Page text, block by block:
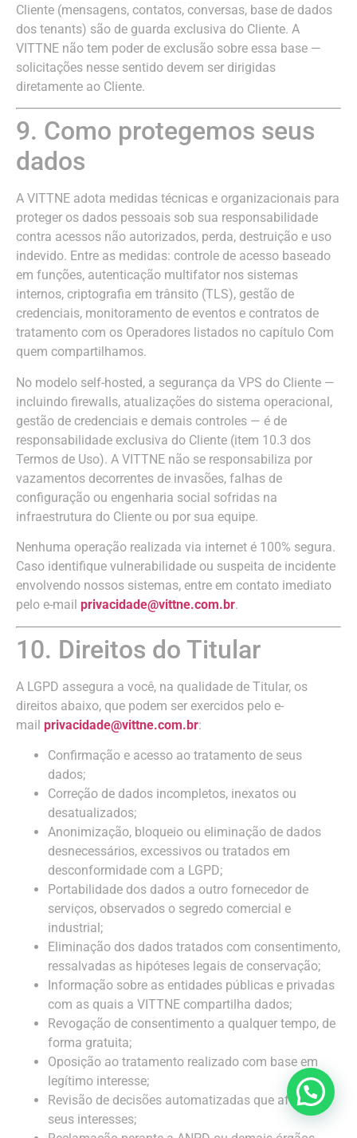
Cliente (mensagens, contatos, conversas, base de dados
dos tenants) são de guarda exclusiva do Cliente. A
VITTNE não tem poder de exclusão sobre essa base —
solicitações nesse sentido devem ser dirigidas
diretamente ao Cliente.
9. Como protegemos seus
dados
A VITTNE adota medidas técnicas e organizacionais para
proteger os dados pessoais sob sua responsabilidade
contra acessos não autorizados, perda, destruição e uso
indevido. Entre as medidas: controle de acesso baseado
em funções, autenticação multifator nos sistemas
internos, criptografia em trânsito (TLS), gestão de
credenciais, monitoramento de eventos e contratos de
tratamento com os Operadores listados no capítulo Com
quem compartilhamos.
No modelo self-hosted, a segurança da VPS do Cliente —
incluindo firewalls, atualizações do sistema operacional,
gestão de credenciais e demais controles — é de
responsabilidade exclusiva do Cliente (item 10.3 dos
Termos de Uso). A VITTNE não se responsabiliza por
vazamentos decorrentes de invasões, falhas de
configuração ou engenharia social sofridas na
infraestrutura do Cliente ou por sua equipe.
Nenhuma operação realizada via internet é 100% segura.
Caso identifique vulnerabilidade ou suspeita de incidente
envolvendo nossos sistemas, entre em contato imediato
pelo e-mail privacidade@vittne.com.br.
10. Direitos do Titular
A LGPD assegura a você, na qualidade de Titular, os
direitos abaixo, que podem ser exercidos pelo e-
mail privacidade@vittne.com.br:
Confirmação e acesso ao tratamento de seus
dados;
Correção de dados incompletos, inexatos ou
desatualizados;
Anonimização, bloqueio ou eliminação de dados
desnecessários, excessivos ou tratados em
desconformidade com a LGPD;
Portabilidade dos dados a outro fornecedor de
serviços, observados o segredo comercial e
industrial;
Eliminação dos dados tratados com consentimento,
ressalvadas as hipóteses legais de conservação;
Informação sobre as entidades públicas e privadas
com as quais a VITTNE compartilha dados;
Revogação de consentimento a qualquer tempo, de
forma gratuita;
Oposição ao tratamento realizado com base em
legítimo interesse;
Revisão de decisões automatizadas que afetem
seus interesses;